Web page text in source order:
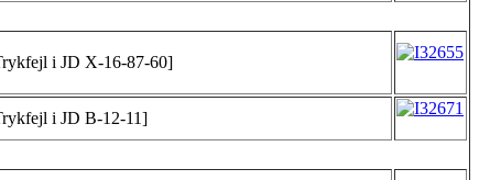
i JD X-16-87-60]
i JD B-12-11]